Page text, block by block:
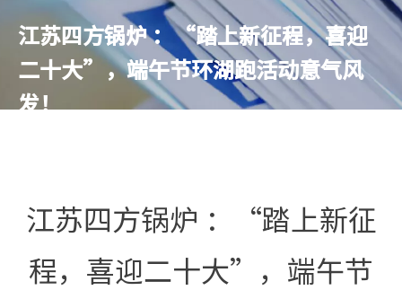
江苏四方锅炉 ：“踏上新征程，喜迎
二十大”，端午节环湖跑活动意气风
发！
江苏四方锅炉 ：“踏上新征
程，喜迎二十大”，端午节